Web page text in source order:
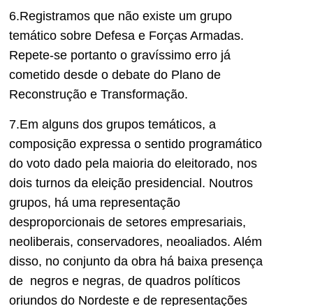
6.Registramos que não existe um grupo
temático sobre Defesa e Forças Armadas.
Repete-se portanto o gravíssimo erro já
cometido desde o debate do Plano de
Reconstrução e Transformação.
7.Em alguns dos grupos temáticos, a
composição expressa o sentido programático
do voto dado pela maioria do eleitorado, nos
dois turnos da eleição presidencial. Noutros
grupos, há uma representação
desproporcionais de setores empresariais,
neoliberais, conservadores, neoaliados. Além
disso, no conjunto da obra há baixa presença
de negros e negras, de quadros políticos
oriundos do Nordeste e de representações